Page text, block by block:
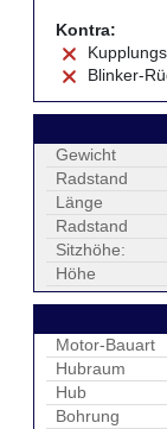
Kontra:
Blinker-
Gewicht
Radstand
Länge
Radstand
Sitzhöhe:
Höhe
Motor-Bauart
Hubraum
Hub
Bohrung